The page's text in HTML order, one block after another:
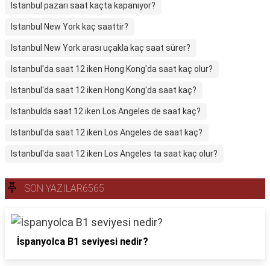
Istanbul pazarı saat kaçta kapanıyor?
Istanbul New York kaç saattir?
Istanbul New York arası uçakla kaç saat sürer?
Istanbul'da saat 12 iken Hong Kong'da saat kaç olur?
Istanbul'da saat 12 iken Hong Kong'da saat kaç?
Istanbulda saat 12 iken Los Angeles de saat kaç?
Istanbul'da saat 12 iken Los Angeles de saat kaç?
Istanbul'da saat 12 iken Los Angeles ta saat kaç olur?
SON YAZILAR6565
İspanyolca B1 seviyesi nedir?